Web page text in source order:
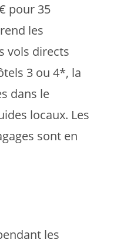
pour 35
les
vols directs
3 ou 4*, la
dans le
locaux. Les
sont en
les